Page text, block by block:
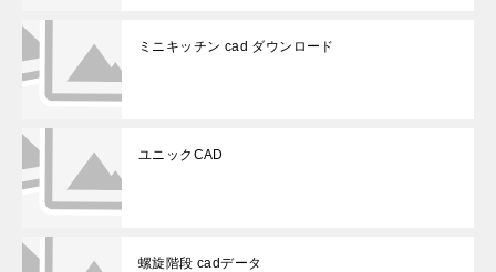
ミニキッチン cad ダウンロード
ユニックCAD
螺旋階段 cadデータ